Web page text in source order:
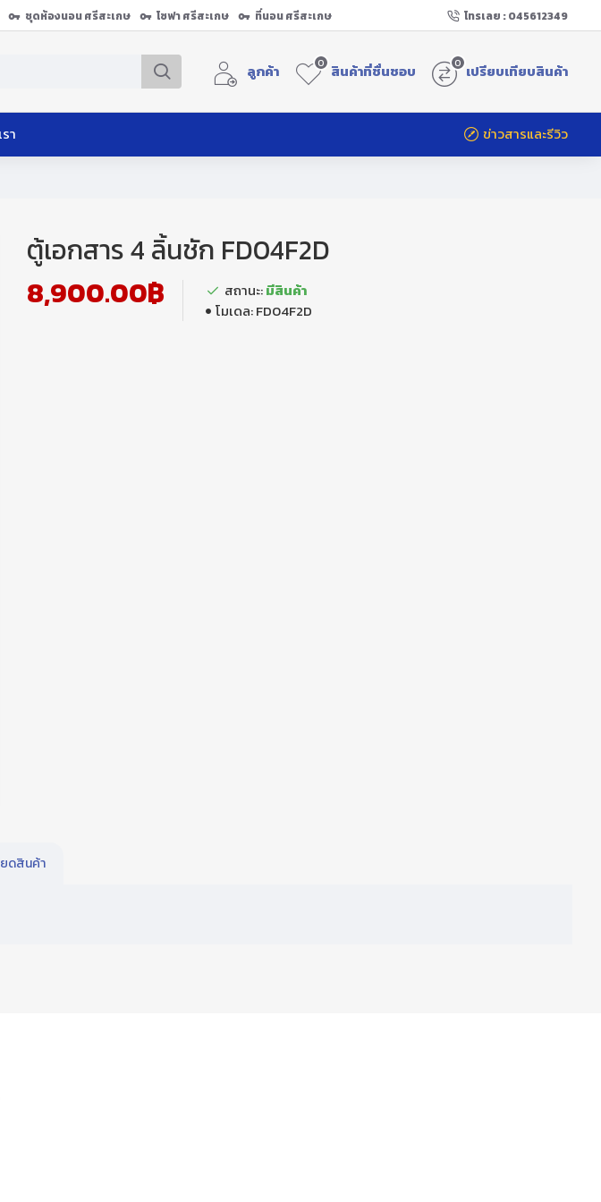
ชุดห้องนอน ศรีสะเกษ โซฟา ศรีสะเกษ
ที่นอน ศรีสะเกษ
โทรเลย : 045612349
ลูกค้า สินค้าที่ชื่นชอบ
0 เปรียบเทียบสินค้า
0
า ข่าวสารและรีวิว
ตู้เอกสาร 4 ลิ้นชัก FD04F2D
8,900.00฿
สถานะ:มีสินค้า
โมเดล:FD04F2D
ยดสินค้า